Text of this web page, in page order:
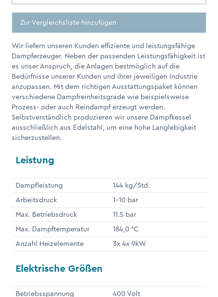
Zur Vergleichsliste hinzufügen
Wir liefern unseren Kunden effiziente und leistungsfähige
Dampferzeuger. Neben der passenden Leistungsfähigkeit ist
es unser Anspruch, die Anlagen bestmöglich auf die
Bedürfnisse unserer Kunden und ihrer jeweiligen Industrie
anzupassen. Mit dem richtigen Ausstattungspaket können
verschiedene Dampfreinheitsgrade wie beispielsweise
Prozess- oder auch Reindampf erzeugt werden.
Selbstverständlich produzieren wir unsere Dampfkessel
ausschließlich aus Edelstahl, um eine hohe Langlebigkeit
sicherzustellen.
Leistung
Dampfleistung
144 kg/Std.
Arbeitsdruck
1-10 bar
Max. Betriebsdruck
11.5 bar
Max. Dampftemperatur
184,0 °C
Anzahl Heizelemente
3x 4x 9kW
Elektrische Größen
Betriebsspannung 400 Volt